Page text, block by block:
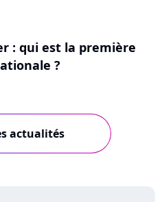
: qui est la première
?
actualités